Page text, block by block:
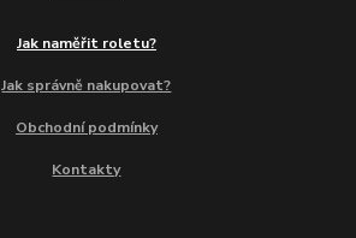
Jak naměřit roletu?
Jak správně nakupovat?
Obchodní podmínky
Kontakty